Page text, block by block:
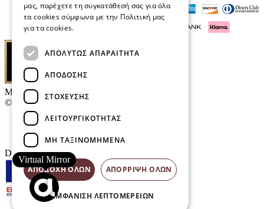
Μαρκάκης Οπτικά
© 2026
Επικοινωνία
E-Volution Awards
Designed & developed by
Virtual Mirror
μας, παρέχετε τη συγκατάθεσή σας για όλα
τα cookies σύμφωνα με την Πολιτική μας
για τα cookies.
ΑΠΟΛΎΤΩΣ ΑΠΑΡΑΊΤΗΤΑ
ΑΠΌΔΟΣΗΣ
ΣΤΌΧΕΥΣΗΣ
ΛΕΙΤΟΥΡΓΙΚΌΤΗΤΑΣ
ΜΗ ΤΑΞΙΝΟΜΗΜΈΝΑ
ΑΠΟΔΟΧΉ ΌΛΩΝ ΑΠΌΡΡΙΨΗ ΌΛΩΝ
ΕΜΦΆΝΙΣΗ ΛΕΠΤΟΜΕΡΕΙΏΝ